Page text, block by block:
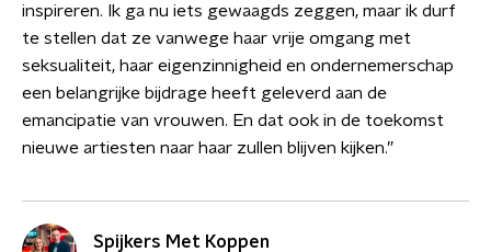
inspireren. Ik ga nu iets gewaagds zeggen, maar ik durf
te stellen dat ze vanwege haar vrije omgang met
seksualiteit, haar eigenzinnigheid en ondernemerschap
een belangrijke bijdrage heeft geleverd aan de
emancipatie van vrouwen. En dat ook in de toekomst
nieuwe artiesten naar haar zullen blijven kijken.”
Spijkers Met Koppen